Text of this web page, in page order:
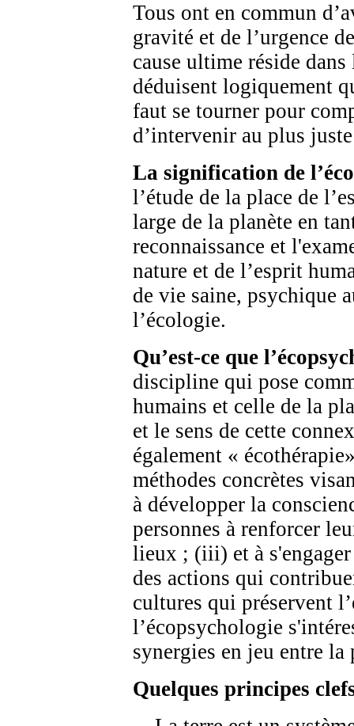
Tous ont en commun
gravité et de l’urgence
cause ultime réside
déduisent logiquement
faut se tourner pour
d’intervenir au plus
La signification de
l’étude de la place de
large de la planète en
reconnaissance et
nature et de l’esprit
de vie saine, psychique
l’écologie.
Qu’est-ce que
discipline qui pose
humains et celle de la
et le sens de cette
également «
méthodes concrètes
à développer la
personnes à renforcer
lieux ; (iii) et à s'engager
des actions qui
cultures qui préservent
l’écopsychologie
synergies en jeu entre
Quelques principes